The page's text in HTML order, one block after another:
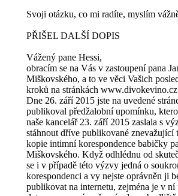
Svoji otázku, co mi radíte, myslím
PŘIŠEL DALŠÍ DOPIS
Vážený pane Hessi,
obracím se na Vás v zastoupení pana
Miškovského, a to ve věci Vašich
kroků na stránkách
Dne 26. září 2015 jste na uvedené
publikoval předžalobní upomínku,
naše kancelář 23. září 2015 zaslala s
stáhnout dříve publikované znevažující
kopie intimní korespondence babičky
Miškovského. Když odhlédnu od
se i v případě této výzvy jedná o
korespondenci a vy nejste oprávněn ji
publikovat na internetu, zejména je v ní